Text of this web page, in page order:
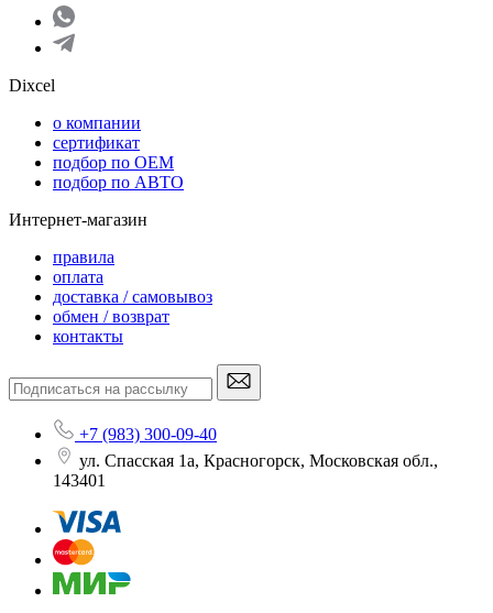
Dixcel
o компании
сертификат
подбор по OEM
подбор по АВТО
Интернет-магазин
правила
оплата
доставка / самовывоз
обмен / возврат
контакты
+7 (983) 300-09-40
ул. Спасская 1а, Красногорск, Московская обл.,
143401